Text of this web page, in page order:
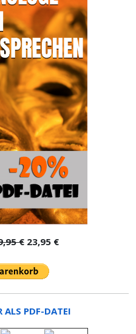
€23,95 €
ALS PDF-DATEI